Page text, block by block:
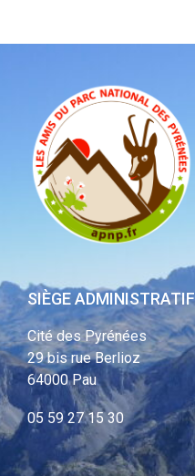
SIÈGE ADMINISTRATIF
Cité des Pyrénées
29 bis rue Berlioz
64000 Pau
05 59 27 15 30